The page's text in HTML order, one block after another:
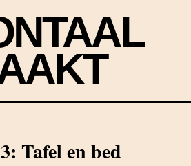
Tafel en bed